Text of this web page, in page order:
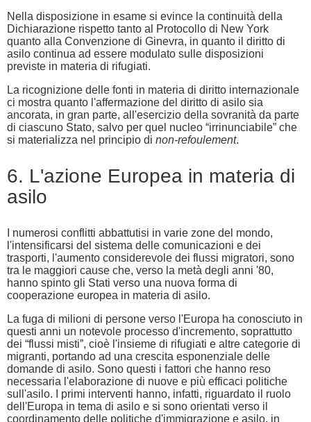
Nella disposizione in esame si evince la continuità della
Dichiarazione rispetto tanto al Protocollo di New York
quanto alla Convenzione di Ginevra, in quanto il diritto di
asilo continua ad essere modulato sulle disposizioni
previste in materia di rifugiati.
La ricognizione delle fonti in materia di diritto internazionale
ci mostra quanto l'affermazione del diritto di asilo sia
ancorata, in gran parte, all'esercizio della sovranità da parte
di ciascuno Stato, salvo per quel nucleo “irrinunciabile” che
si materializza nel principio di non-refoulement.
6. L'azione Europea in materia di
asilo
I numerosi conflitti abbattutisi in varie zone del mondo,
l'intensificarsi del sistema delle comunicazioni e dei
trasporti, l'aumento considerevole dei flussi migratori, sono
tra le maggiori cause che, verso la metà degli anni '80,
hanno spinto gli Stati verso una nuova forma di
cooperazione europea in materia di asilo.
La fuga di milioni di persone verso l'Europa ha conosciuto in
questi anni un notevole processo d'incremento, soprattutto
dei “flussi misti”, cioè l'insieme di rifugiati e altre categorie di
migranti, portando ad una crescita esponenziale delle
domande di asilo. Sono questi i fattori che hanno reso
necessaria l'elaborazione di nuove e più efficaci politiche
sull'asilo. I primi interventi hanno, infatti, riguardato il ruolo
dell'Europa in tema di asilo e si sono orientati verso il
coordinamento delle politiche d'immigrazione e asilo, in